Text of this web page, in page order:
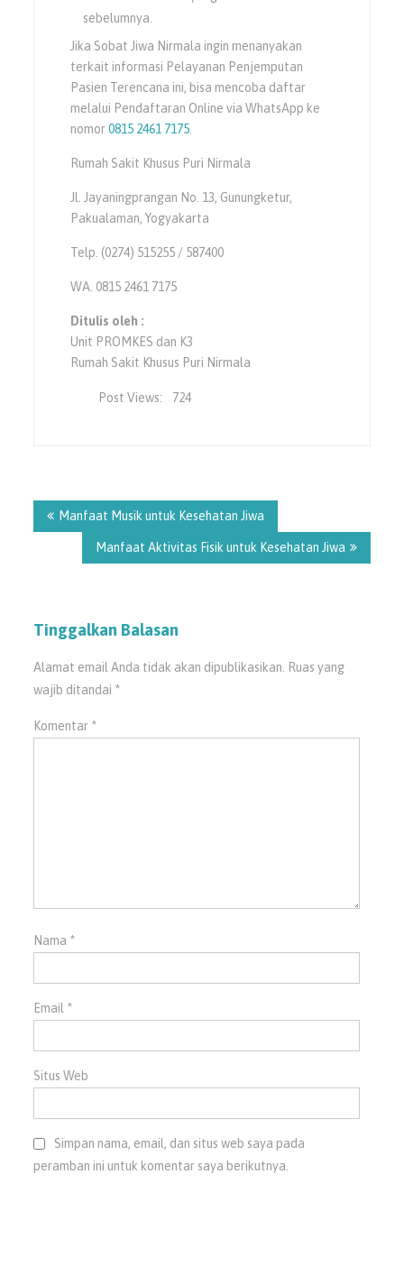
sebelumnya.
Jika Sobat Jiwa Nirmala ingin menanyakan
terkait informasi Pelayanan Penjemputan
Pasien Terencana ini, bisa mencoba daftar
melalui Pendaftaran Online via WhatsApp ke
nomor0815 2461 7175
Rumah Sakit Khusus Puri Nirmala
Jl. Jayaningprangan No. 13, Gunungketur,
Pakualaman, Yogyakarta
Telp. (0274) 515255 / 587400
WA. 0815 2461 7175
Ditulis oleh :
Unit PROMKES dan K3
Rumah Sakit Khusus Puri Nirmala
Post Views: 724
Manfaat Musik untuk Kesehatan Jiwa
Manfaat Aktivitas Fisik untuk Kesehatan Jiwa
Tinggalkan Balasan
Alamat email Anda tidak akan dipublikasikan.
Ruas yang
wajib ditandai *
Komentar *
Nama *
Email *
Situs Web
Simpan nama, email, dan situs web saya pada
peramban ini untuk komentar saya berikutnya.